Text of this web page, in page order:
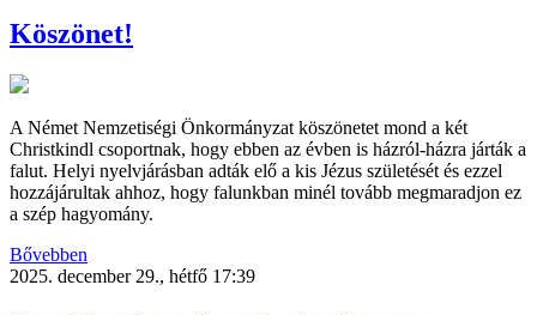
Köszönet!
A Német Nemzetiségi Önkormányzat köszönetet mond a két
Christkindl csoportnak, hogy ebben az évben is házról-házra járták a
falut. Helyi nyelvjárásban adták elő a kis Jézus születését és ezzel
hozzájárultak ahhoz, hogy falunkban minél tovább megmaradjon ez
a szép hagyomány.
Bővebben
2025. december 29., hétfő 17:39